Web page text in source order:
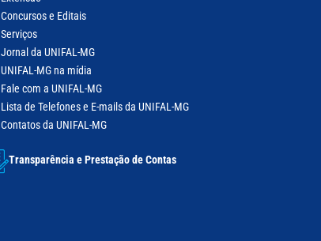
Concursos e Editais
Serviços
Jornal da UNIFAL-MG
UNIFAL-MG na mídia
Fale com a UNIFAL-MG
Lista de Telefones e E-mails da UNIFAL-MG
Contatos da UNIFAL-MG
Transparência e Prestação de Contas